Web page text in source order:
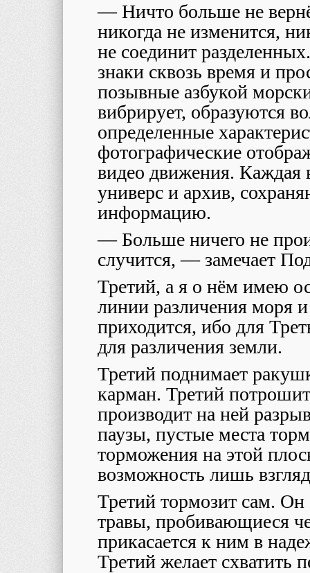
— Ничто больше не
никогда не изменится,
не соединит
знаки сквозь время и
позывные азбукой
вибрирует, образуются
определенные
фотографические
видео движения. Каждая
универс и архив,
информацию.
— Больше ничего не
случится, — замечает
Третий, а я о нём имею
линии различения моря
приходится, ибо для
для различения земли.
Третий поднимает
карман. Третий
производит на ней
паузы, пустые места
торможения на этой
возможность лишь
Третий тормозит сам. Он
травы, пробивающиеся
прикасается к ним в
Третий желает схватить